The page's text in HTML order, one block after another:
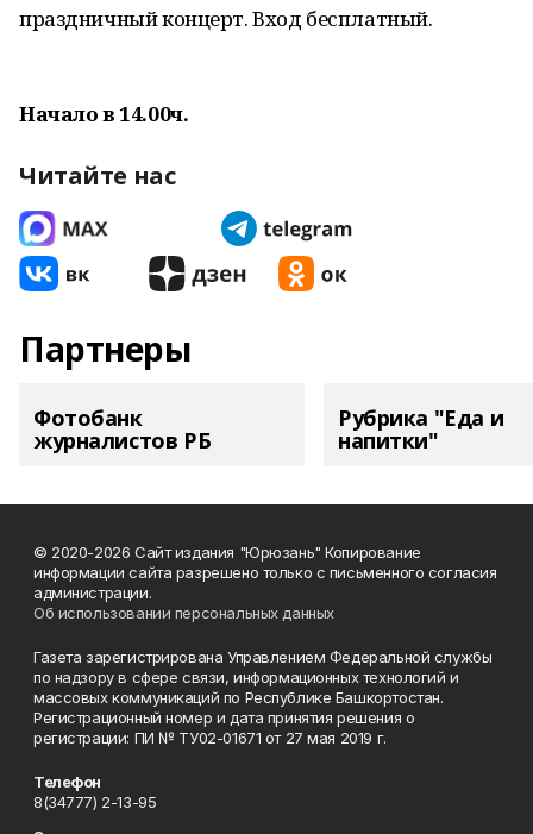
праздничный концерт. Вход бесплатный.
Начало в 14.00ч.
Читайте нас
Партнеры
Фотобанк
журналистов РБ
Рубрика "Еда и
напитки"
© 2020-2026 Сайт издания "Юрюзань" Копирование
информации сайта разрешено только с письменного согласия
администрации.
Об использовании персональных данных
Газета зарегистрирована Управлением Федеральной службы
по надзору в сфере связи, информационных технологий и
массовых коммуникаций по Республике Башкортостан.
Регистрационный номер и дата принятия решения о
регистрации: ПИ № ТУ02-01671 от 27 мая 2019 г.
Телефон
8(34777) 2-13-95